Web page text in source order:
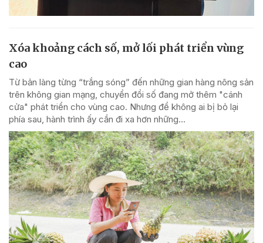
Xóa khoảng cách số, mở lối phát triển vùng
cao
Từ bản làng từng “trắng sóng” đến những gian hàng nông sản
trên không gian mạng, chuyển đổi số đang mở thêm "cánh
cửa" phát triển cho vùng cao. Nhưng để không ai bị bỏ lại
phía sau, hành trình ấy cần đi xa hơn những...